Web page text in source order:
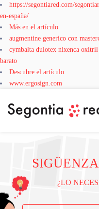
https://segontiared.com/
en-españa/
Más en el artículo
augmentine generico con
cymbalta dulotex nixenca
barato
Descubre el artículo
www.ergosign.com
¿LO